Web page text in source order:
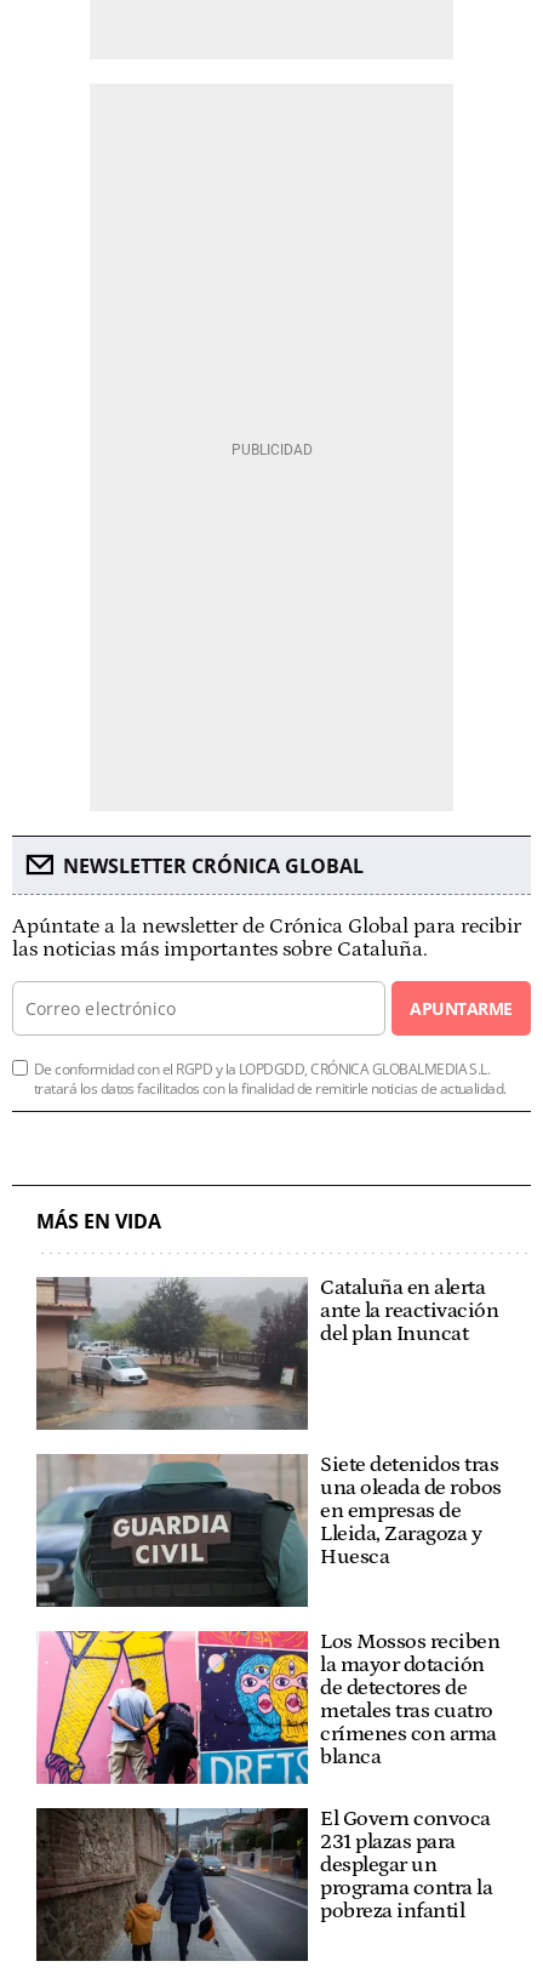
NEWSLETTER CRÓNICA GLOBAL
Apúntate a la newsletter de Crónica Global para recibir
las noticias más importantes sobre Cataluña.
APUNTARME
De conformidad con el RGPD y la LOPDGDD, CRÓNICA GLOBALMEDIA S.L.
tratará los datos facilitados con la finalidad de remitirle noticias de actualidad.
MÁS EN VIDA
Cataluña en alerta
ante la reactivación
del plan Inuncat
Siete detenidos tras
una oleada de robos
en empresas de
Lleida, Zaragoza y
Huesca
Los Mossos reciben
la mayor dotación
de detectores de
metales tras cuatro
crímenes con arma
blanca
El Govern convoca
231 plazas para
desplegar un
programa contra la
pobreza infantil